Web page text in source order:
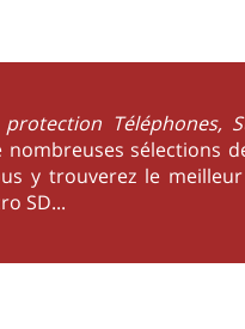
protection Téléphones,
nombreuses sélections
y trouverez le
SD...